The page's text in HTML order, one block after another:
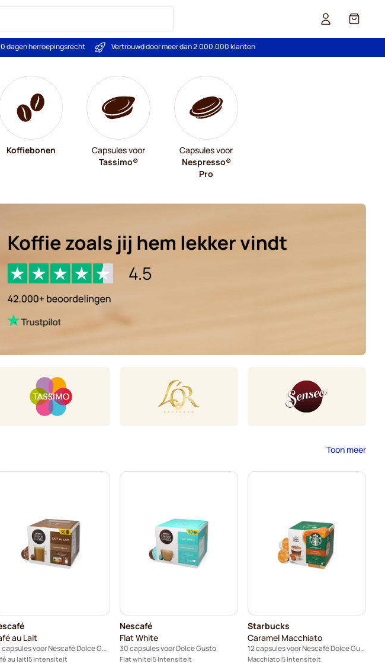
Cart
dagen herroepingsrecht Vertrouwd door meer dan 2.000.000 klanten
Koffiebonen
Capsules voor
Tassimo®
Capsules voor
Nespresso®
Pro
Toon meer
au Lait
30 capsules voor Nescafé Dolce Gusto
au lait 5 Intensiteit
Nescafé
Flat White
30 capsules voor Dolce Gusto
Flat white 5 Intensiteit
Starbucks
Caramel Macchiato
12 capsules voor Nescafé Dolce Gusto
Macchiato 5 Intensiteit